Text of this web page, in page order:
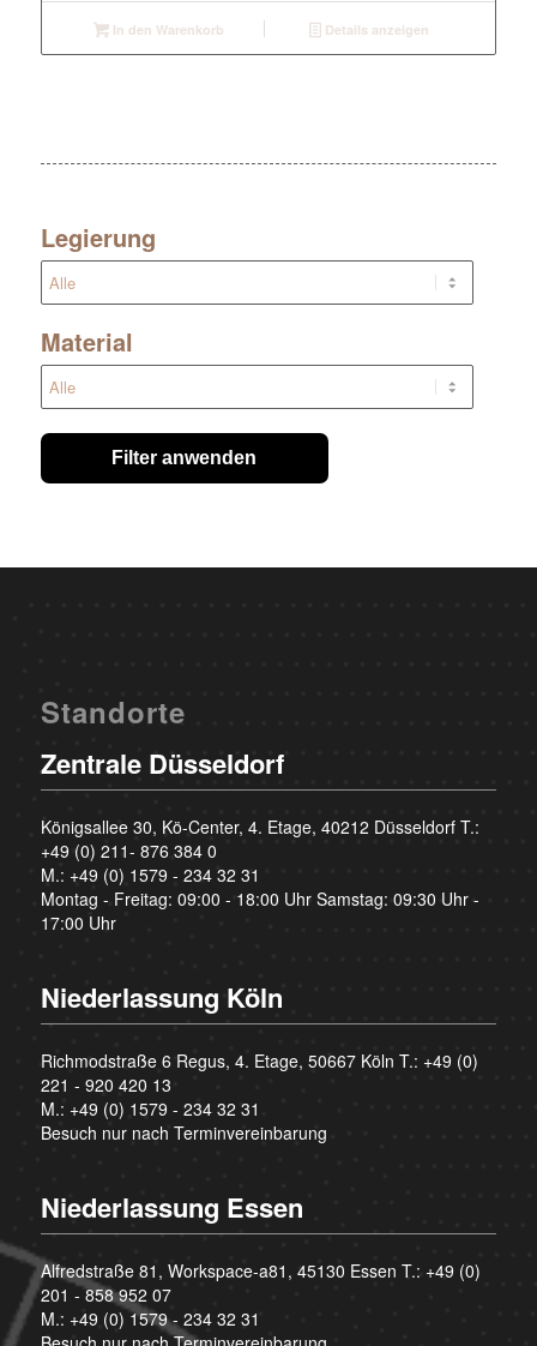
In den Warenkorb Details anzeigen
Legierung
Material
Filter anwenden
Standorte
Zentrale Düsseldorf
Königsallee 30, Kö-Center, 4. Etage, 40212 Düsseldorf T.:
+49 (0) 211- 876 384 0
M.: +49 (0) 1579 - 234 32 31
Montag - Freitag: 09:00 - 18:00 Uhr Samstag: 09:30 Uhr -
17:00 Uhr
Niederlassung Köln
Richmodstraße 6 Regus, 4. Etage, 50667 Köln T.: +49 (0)
221 - 920 420 13
M.: +49 (0) 1579 - 234 32 31
Besuch nur nach Terminvereinbarung
Niederlassung Essen
Alfredstraße 81, Workspace-a81, 45130 Essen T.: +49 (0)
201 - 858 952 07
M.: +49 (0) 1579 - 234 32 31